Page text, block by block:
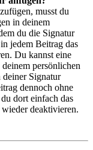
musst du
in deinem
du die Signatur
jedem Beitrag das
Du kannst eine
persönlichen
deiner Signatur
dennoch ohne
dort einfach das
deaktivieren.